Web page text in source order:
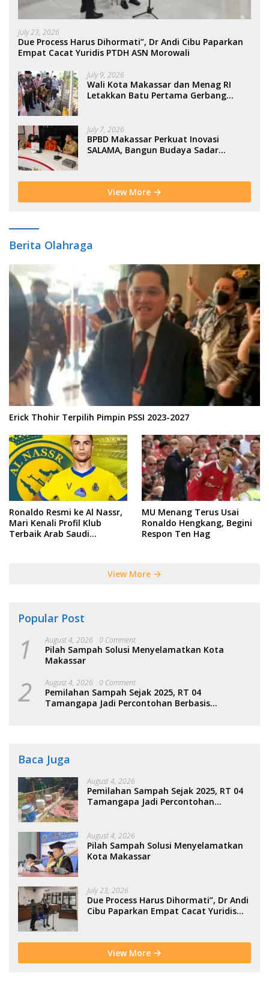
July 23, 2026
Due Process Harus Dihormati”, Dr Andi Cibu Paparkan
Empat Cacat Yuridis PTDH ASN Morowali
July 9, 2026
Wali Kota Makassar dan Menag RI
Letakkan Batu Pertama Gerbang
July 7, 2026
BPBD Makassar Perkuat Inovasi
SALAMA, Bangun Budaya Sadar
View More
Berita Olahraga
Erick Thohir Terpilih Pimpin PSSI 2023-2027
Ronaldo Resmi ke Al Nassr,
Mari Kenali Profil Klub
Terbaik Arab Saudi
MU Menang Terus Usai
Ronaldo Hengkang, Begini
Respon Ten Hag
View More
Popular Post
1 August 4, 2026 0 Comment
Pilah Sampah Solusi Menyelamatkan Kota
Makassar
2 August 4, 2026 0 Comment
Pemilahan Sampah Sejak 2025, RT 04
Tamangapa Jadi Percontohan Berbasis
Baca Juga
August 4, 2026
Pemilahan Sampah Sejak 2025, RT 04
Tamangapa Jadi Percontohan
August 4, 2026
Pilah Sampah Solusi Menyelamatkan
Kota Makassar
July 23, 2026
Due Process Harus Dihormati”, Dr Andi
Cibu Paparkan Empat Cacat Yuridis
View More